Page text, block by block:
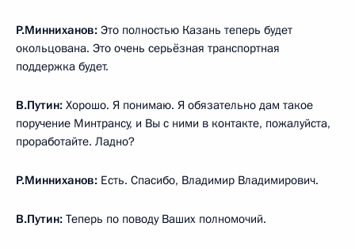
Р.Минниханов: Это полностью Казань теперь будет
окольцована. Это очень серьёзная транспортная
поддержка будет.
В.Путин: Хорошо. Я понимаю. Я обязательно дам такое
поручение Минтрансу, и Вы с ними в контакте, пожалуйста,
проработайте. Ладно?
Р.Минниханов: Есть. Спасибо, Владимир Владимирович.
В.Путин: Теперь по поводу Ваших полномочий.